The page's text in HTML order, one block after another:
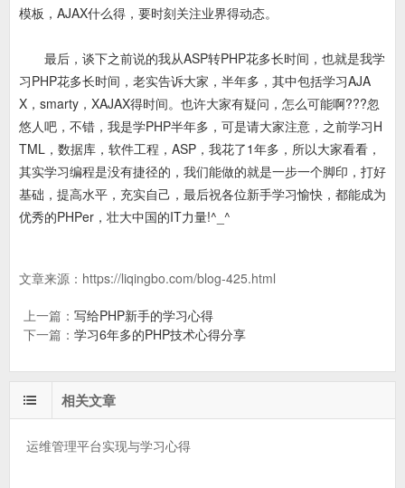
模板，AJAX什么得，要时刻关注业界得动态。
最后，谈下之前说的我从ASP转PHP花多长时间，也就是我学
习PHP花多长时间，老实告诉大家，半年多，其中包括学习AJA
X，smarty，XAJAX得时间。也许大家有疑问，怎么可能啊???忽
悠人吧，不错，我是学PHP半年多，可是请大家注意，之前学习H
TML，数据库，软件工程，ASP，我花了1年多，所以大家看看，
其实学习编程是没有捷径的，我们能做的就是一步一个脚印，打好
基础，提高水平，充实自己，最后祝各位新手学习愉快，都能成为
优秀的PHPer，壮大中国的IT力量!^_^
文章来源： https://liqingbo.com/blog-425.html
上一篇： 写给PHP新手的学习心得
下一篇： 学习6年多的PHP技术心得分享
相关文章
运维管理平台实现与学习心得